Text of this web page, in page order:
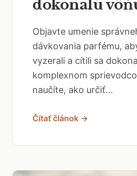
dokonalú
Objavte umenie
dávkovania parfému,
vyzerali a cítili sa
komplexnom
naučíte, ako určiť...
Čítať článok →